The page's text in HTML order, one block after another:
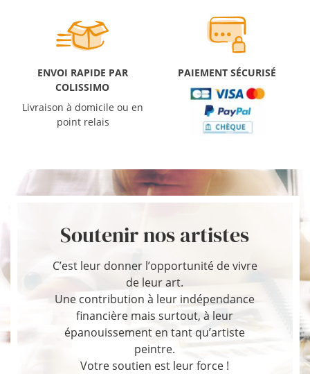
ENVOI RAPIDE PAR
COLISSIMO
Livraison à domicile ou en
point relais
PAIEMENT SÉCURISÉ
Soutenir nos artistes
C’est leur donner l’opportunité de vivre
de leur art.
Une contribution à leur indépendance
financière mais surtout, à leur
épanouissement en tant qu’artiste
peintre.
Votre soutien est leur force !